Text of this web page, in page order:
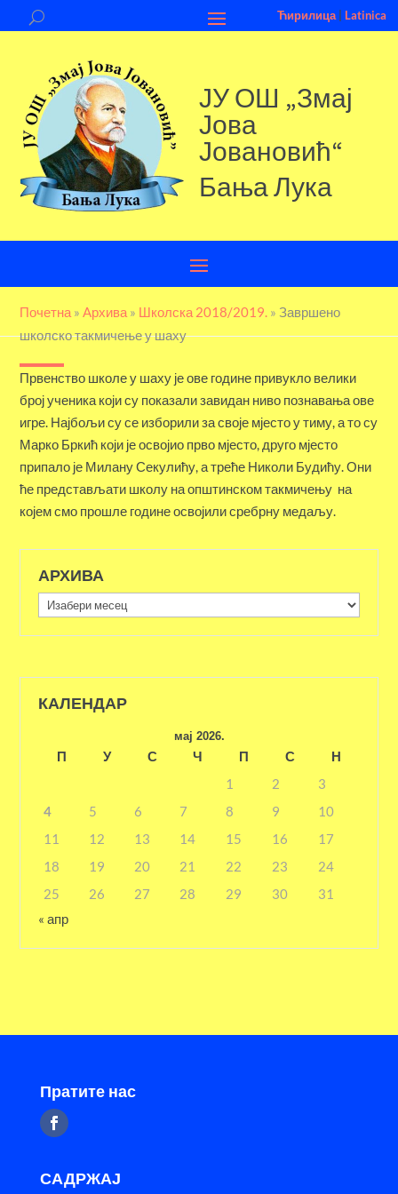
Ћирилица| Latinica
ЈУ ОШ „Змај
Јова
Јовановић“
Бања Лука
Почетна »Aрхива » Школска 2018/2019. » Завршено
школско такмичење у шаху
Првенство школе у шаху је ове године привукло велики
број ученика који су показали завидан ниво познавања ове
игре. Најбољи су се изборили за своје мјесто у тиму, а то су
Марко Бркић који је освојио прво мјесто, друго мјесто
припало је Милану Секулићу, а треће Николи Будићу. Они
ће представљати школу на општинском такмичењу на
којем смо прошле године освојили сребрну медаљу.
АРХИВА
Архива
КАЛЕНДАР
мај 2026.
П У С Ч П С
Н
1
2
3
4
5 6 7 8 9
10
11
12 13 14 15 16
17
18
19 20 21 22 23
24
25
26 27 28 29 30
31
« апр
Пратите нас
САДРЖАЈ